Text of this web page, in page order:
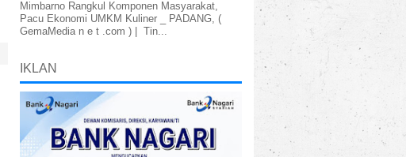
Mimbarno Rangkul Komponen Masyarakat,
Pacu Ekonomi UMKM Kuliner _ PADANG, (
GemaMedia n e t .com ) | Tin...
IKLAN